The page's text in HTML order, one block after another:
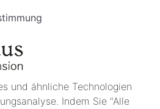
und ähnliche Technologien
Indem Sie "Alle